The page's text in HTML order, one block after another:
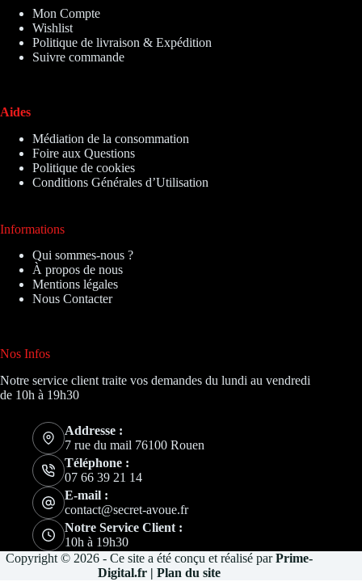
Mon Compte
Wishlist
Politique de livraison & Expédition
Suivre commande
Aides
Médiation de la consommation
Foire aux Questions
Politique de cookies
Conditions Générales d’Utilisation
Informations
Qui sommes-nous ?
À propos de nous
Mentions légales
Nous Contacter
Nos Infos
Notre service client traite vos demandes du lundi au vendredi
de 10h à 19h30
Addresse :
7 rue du mail 76100 Rouen
Téléphone :
07 66 39 21 14
E-mail :
contact@secret-avoue.fr
Notre Service Client :
10h à 19h30
Copyright © 2026 - Ce site a été conçu et réalisé parPrime-
Digital.fr |Plan du site